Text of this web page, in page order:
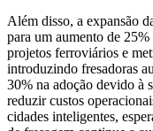
Além disso, a expansão
para um aumento de
projetos ferroviários e
introduzindo fresadoras
30% na adoção devido à
reduzir custos
cidades inteligentes,